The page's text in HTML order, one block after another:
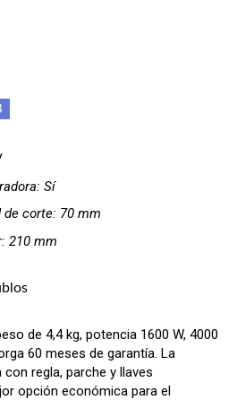
Sí
corte: 70 mm
210 mm
de 4,4 kg, potencia 1600 W, 4000
60 meses de garantía. La
regla, parche y llaves
opción económica para el